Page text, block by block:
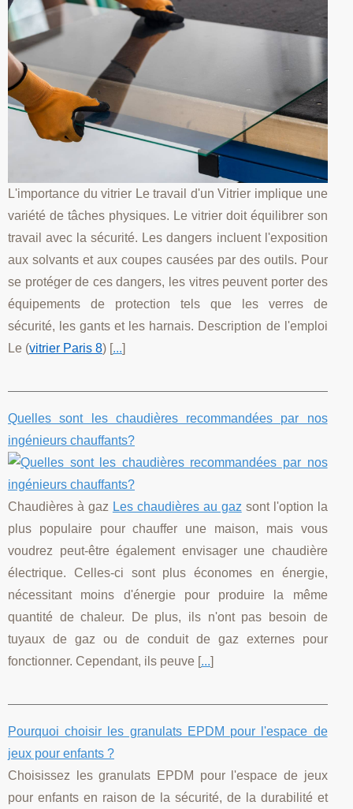
L'importance du vitrier Le travail d'un Vitrier implique une
variété de tâches physiques. Le vitrier doit équilibrer son
travail avec la sécurité. Les dangers incluent l'exposition
aux solvants et aux coupes causées par des outils. Pour
se protéger de ces dangers, les vitres peuvent porter des
équipements de protection tels que les verres de
sécurité, les gants et les harnais. Description de l'emploi
Le (vitrier Paris 8) [...]
Quelles sont les chaudières recommandées par nos
ingénieurs chauffants?
Chaudières à gaz Les chaudières au gaz sont l'option la
plus populaire pour chauffer une maison, mais vous
voudrez peut-être également envisager une chaudière
électrique. Celles-ci sont plus économes en énergie,
nécessitant moins d'énergie pour produire la même
quantité de chaleur. De plus, ils n'ont pas besoin de
tuyaux de gaz ou de conduit de gaz externes pour
fonctionner. Cependant, ils peuve [...]
Pourquoi choisir les granulats EPDM pour l'espace de
jeux pour enfants ?
Choisissez les granulats EPDM pour l'espace de jeux
pour enfants en raison de la sécurité, de la durabilité et